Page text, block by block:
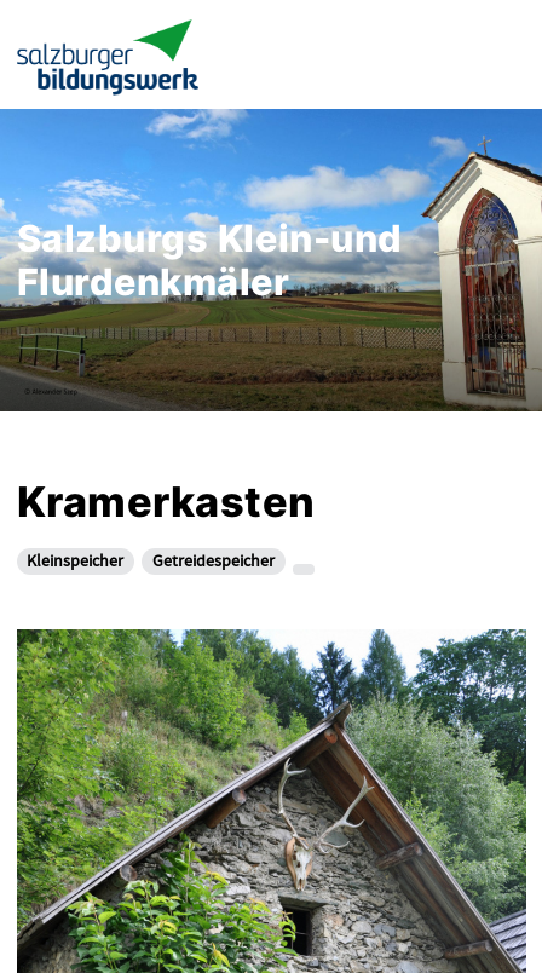
Salzburgs Klein-und
Flurdenkmäler
Kramerkasten
Kleinspeicher Getreidespeicher